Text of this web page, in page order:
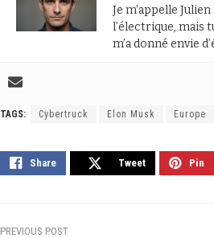
Je m’appelle
l’électrique, mais
m’a donné envie
TAGS: Cybertruck Elon Musk Europe
Share Tweet Pin
PREVIOUS POST